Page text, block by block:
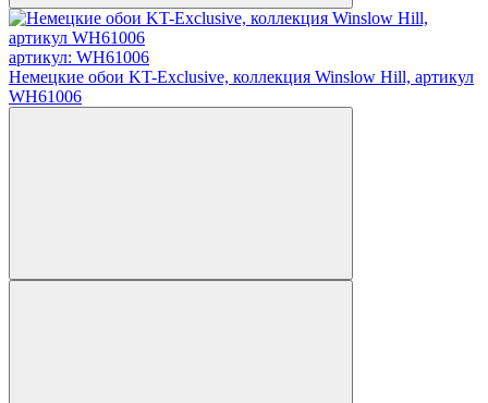
артикул: WH61006
Немецкие обои KT-Exclusive, коллекция Winslow Hill, артикул
WH61006